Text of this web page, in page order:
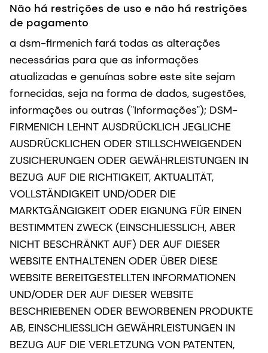
Não há restrições de uso e não há restrições
de pagamento
a dsm-firmenich fará todas as alterações
necessárias para que as informações
atualizadas e genuínas sobre este site sejam
fornecidas, seja na forma de dados, sugestões,
informações ou outras ("Informações"); DSM-
FIRMENICH LEHNT AUSDRÜCKLICH JEGLICHE
AUSDRÜCKLICHEN ODER STILLSCHWEIGENDEN
ZUSICHERUNGEN ODER GEWÄHRLEISTUNGEN IN
BEZUG AUF DIE RICHTIGKEIT, AKTUALITÄT,
VOLLSTÄNDIGKEIT UND/ODER DIE
MARKTGÄNGIGKEIT ODER EIGNUNG FÜR EINEN
BESTIMMTEN ZWECK (EINSCHLIESSLICH, ABER
NICHT BESCHRÄNKT AUF) DER AUF DIESER
WEBSITE ENTHALTENEN ODER ÜBER DIESE
WEBSITE BEREITGESTELLTEN INFORMATIONEN
UND/ODER DER AUF DIESER WEBSITE
BESCHRIEBENEN ODER BEWORBENEN PRODUKTE
AB, EINSCHLIESSLICH GEWÄHRLEISTUNGEN IN
BEZUG AUF DIE VERLETZUNG VON PATENTEN,